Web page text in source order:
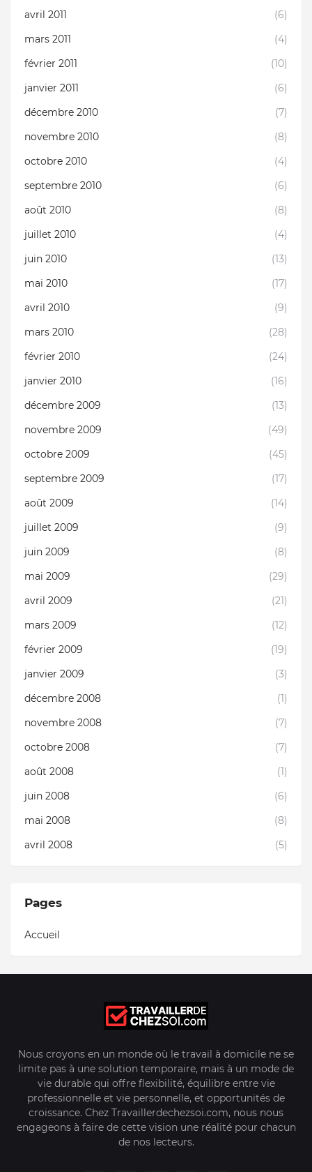
avril 2011
(6)
mars 2011
(4)
février 2011
(10)
janvier 2011
(6)
décembre 2010
(7)
novembre 2010
(8)
octobre 2010
(4)
septembre 2010
(6)
août 2010
(8)
juillet 2010
(4)
juin 2010
(13)
mai 2010
(17)
avril 2010
(9)
mars 2010
(28)
février 2010
(24)
janvier 2010
(16)
décembre 2009
(13)
novembre 2009
(49)
octobre 2009
(45)
septembre 2009
(17)
août 2009
(14)
juillet 2009
(9)
juin 2009
(8)
mai 2009
(29)
avril 2009
(21)
mars 2009
(12)
février 2009
(19)
janvier 2009
(3)
décembre 2008
(1)
novembre 2008
(7)
octobre 2008
(7)
août 2008
(1)
juin 2008
(6)
mai 2008
(8)
avril 2008
(5)
Pages
Accueil
Nous croyons en un monde où le travail à domicile ne se
limite pas à une solution temporaire, mais à un mode de
vie durable qui offre flexibilité, équilibre entre vie
professionnelle et vie personnelle, et opportunités de
croissance. Chez Travaillerdechezsoi.com, nous nous
engageons à faire de cette vision une réalité pour chacun
de nos lecteurs.